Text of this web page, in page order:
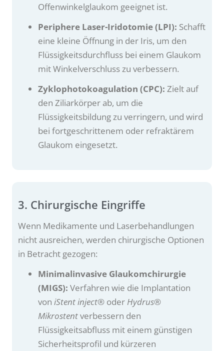
Offenwinkelglaukom geeignet ist.
Periphere Laser-Iridotomie (LPI): Schafft
eine kleine Öffnung in der Iris, um den
Flüssigkeitsdurchfluss bei einem Glaukom
mit Winkelverschluss zu verbessern.
Zyklophotokoagulation (CPC): Zielt auf
den Ziliarkörper ab, um die
Flüssigkeitsbildung zu verringern, und wird
bei fortgeschrittenem oder refraktärem
Glaukom eingesetzt.
3. Chirurgische Eingriffe
Wenn Medikamente und Laserbehandlungen
nicht ausreichen, werden chirurgische Optionen
in Betracht gezogen:
Minimalinvasive Glaukomchirurgie
(MIGS): Verfahren wie die Implantation
von iStent inject® oder Hydrus®
Mikrostentverbessern den
Flüssigkeitsabfluss mit einem günstigen
Sicherheitsprofil und kürzeren